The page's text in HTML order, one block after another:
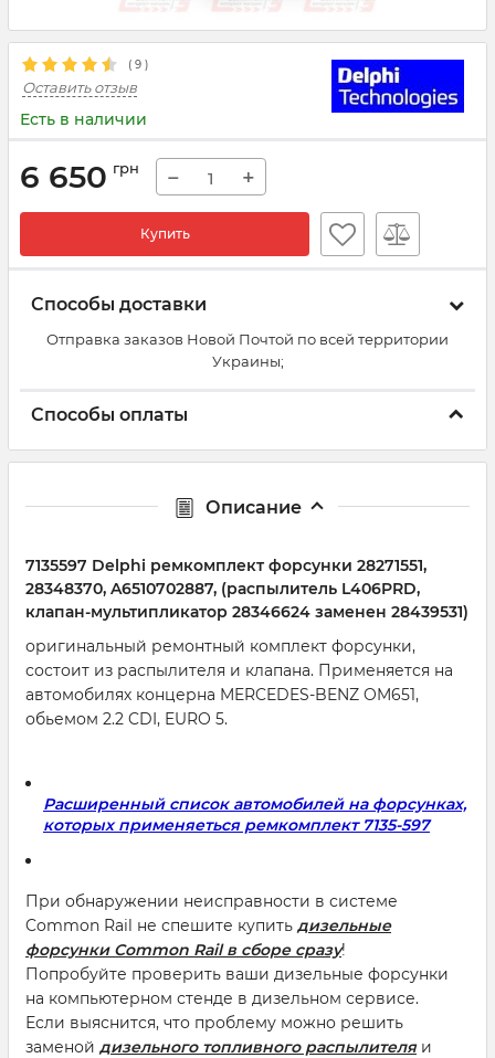
( 9 )
Оставить отзыв
Есть в наличии
6 650 грн − +
Купить
Способы доставки
Отправка заказов Новой Почтой по всей территории
Украины;
Способы оплаты
Описание
7135597 Delphi ремкомплект форсунки 28271551,
28348370, A6510702887, (распылитель L406PRD,
клапан-мультипликатор 28346624 заменен 28439531)
оригинальный ремонтный комплект форсунки,
состоит из распылителя и клапана. Применяется на
автомобилях концерна MERCEDES-BENZ OM651,
обьемом 2.2 CDI, EURO 5.
Расширенный список автомобилей на форсунках,
которых применяеться ремкомплект 7135-597
При обнаружении неисправности в системе
Common Rail не спешите купить дизельные
форсунки Common Rail в сборе сразу!
Попробуйте проверить ваши дизельные форсунки
на компьютерном стенде в дизельном сервисе.
Если выяснится, что проблему можно решить
заменой дизельного топливного распылителяи